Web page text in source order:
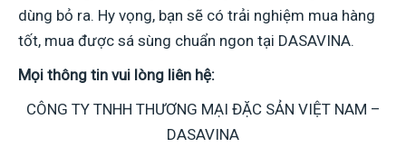
dùng bỏ ra. Hy vọng, bạn sẽ có trải nghiệm mua hàng
tốt, mua được sá sùng chuẩn ngon tại DASAVINA.
Mọi thông tin vui lòng liên hệ:
CÔNG TY TNHH THƯƠNG MẠI ĐẶC SẢN VIỆT NAM –
DASAVINA